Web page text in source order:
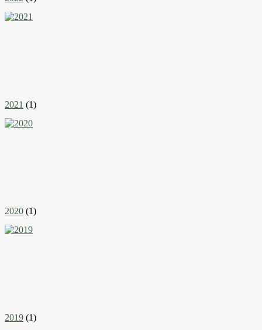
2021 (1)
2020 (1)
2019 (1)